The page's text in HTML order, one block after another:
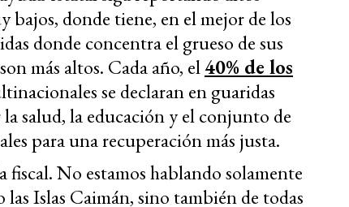
bajos, donde tiene, en el mejor de los
donde concentra el grueso de sus
más altos. Cada año, el40% de los
se declaran en guaridas
salud, la educación y el conjunto de
para una recuperación más justa.
fiscal. No estamos hablando solamente
Islas Caimán, sino también de todas